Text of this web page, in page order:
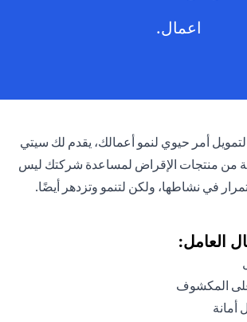
اعمال.
أمر حيوي لنمو أعمالك، يقدم لك سيتي
من منتجات الإقراض لمساعدة شركتك ليس
في نشاطها، ولكن لتنمو وتزدهر أيضًا.
العامل:
المكشوف